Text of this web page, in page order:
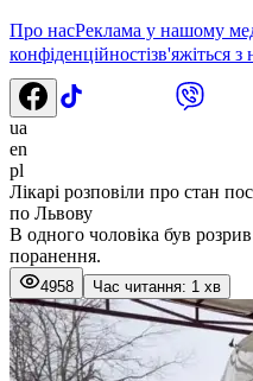
Про насРеклама у нашому
конфіденційностізв'яжіться з
ua
en
pl
Лікарі розповіли про стан
по Львову
В одного чоловіка був
поранення.
4958 Час читання: 1 хв